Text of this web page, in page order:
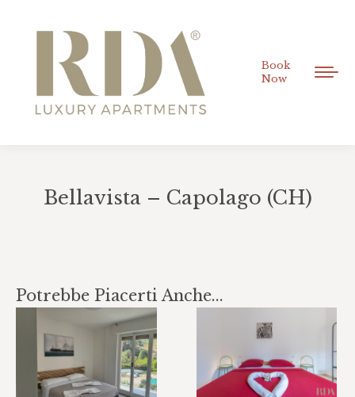
Book
Now
Bellavista – Capolago (CH)
Potrebbe Piacerti Anche...